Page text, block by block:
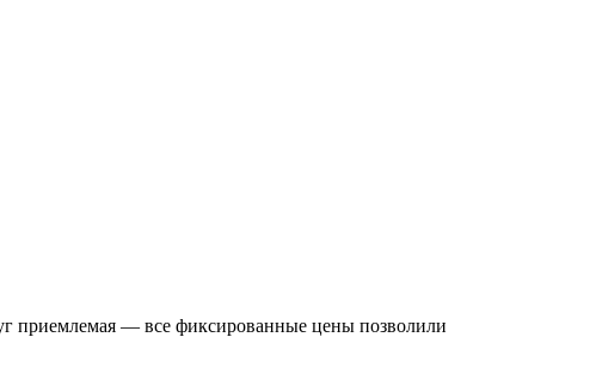
приемлемая — все фиксированные цены позволили